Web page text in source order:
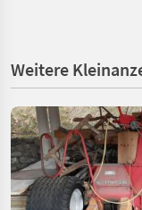
Weitere